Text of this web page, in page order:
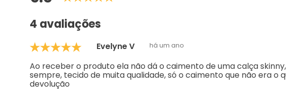
4 avaliações
Evelyne V há um ano
Ao receber o produto ela não dá o caimento de uma calça
sempre, tecido de muita qualidade, só o caimento que não era o
devolução